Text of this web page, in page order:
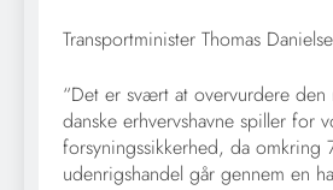
Transportminister Thomas
“Det er svært at overvurdere
danske erhvervshavne spiller for
forsyningssikkerhed, da omkring
udenrigshandel går gennem en